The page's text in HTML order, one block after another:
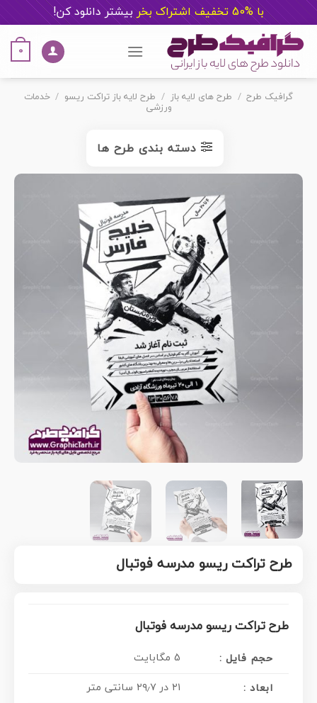
با %50 تخفیف اشتراک بخر بیشتر دانلود کن!
content
0
گرافیک طرح / طرح های لایه باز / طرح لایه باز تراکت ریسو / خدمات
ورزشی
دسته بندی طرح ها
طرح تراکت ریسو مدرسه فوتبال
طرح تراکت ریسو مدرسه فوتبال
حجم فایل : 5 مگابایت
ابعاد : ۲۱ در ۲۹٫۷ سانتی متر